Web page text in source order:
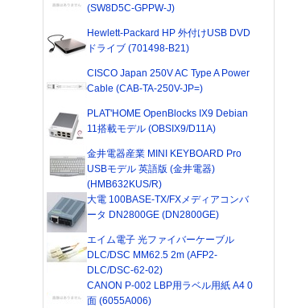
(SW8D5C-GPPW-J)
Hewlett-Packard HP 外付けUSB DVD
ドライブ (701498-B21)
CISCO Japan 250V AC Type A Power
Cable (CAB-TA-250V-JP=)
PLAT'HOME OpenBlocks IX9 Debian
11搭載モデル (OBSIX9/D11A)
金井電器産業 MINI KEYBOARD Pro
USBモデル 英語版 (金井電器)
(HMB632KUS/R)
大電 100BASE-TX/FXメディアコンバ
ータ DN2800GE (DN2800GE)
エイム電子 光ファイバーケーブル
DLC/DSC MM62.5 2m (AFP2-
DLC/DSC-62-02)
CANON P-002 LBP用ラベル用紙 A4 0
面 (6055A006)